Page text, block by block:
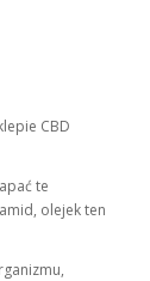
CBD
te
olejek ten